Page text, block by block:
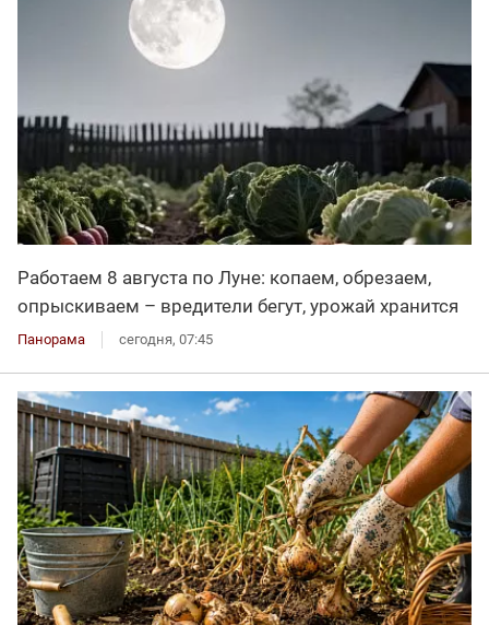
Работаем 8 августа по Луне: копаем, обрезаем,
опрыскиваем – вредители бегут, урожай хранится
Панорама сегодня, 07:45